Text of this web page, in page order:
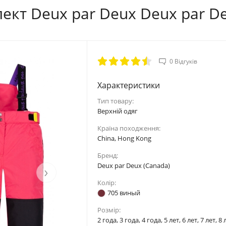
Deux par Deux Deux par
›
0 Відгуків
Характеристики
Тип товару:
Верхній одяг
Країна походження:
China, Hong Kong
Бренд:
Deux par Deux (Canada)
Колір:
705 виный
Розмір:
2 года, 3 года, 4 года, 5 лет, 6 лет, 7 лет, 8
7Y 8Y
62
54 55
66